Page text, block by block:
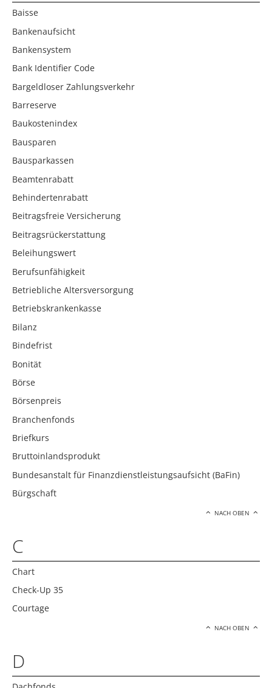
Baisse
Bankenaufsicht
Bankensystem
Bank Identifier Code
Bargeldloser Zahlungsverkehr
Barreserve
Baukostenindex
Bausparen
Bausparkassen
Beamtenrabatt
Behindertenrabatt
Beitragsfreie Versicherung
Beitragsrückerstattung
Beleihungswert
Berufsunfähigkeit
Betriebliche Altersversorgung
Betriebskrankenkasse
Bilanz
Bindefrist
Bonität
Börse
Börsenpreis
Branchenfonds
Briefkurs
Bruttoinlandsprodukt
Bundesanstalt für Finanzdienstleistungsaufsicht (BaFin)
Bürgschaft
NACH OBEN
C
Chart
Check-Up 35
Courtage
NACH OBEN
D